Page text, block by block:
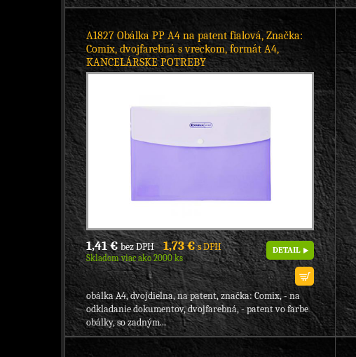
A1827 Obálka PP A4 na patent fialová, Značka:
Comix, dvojfarebná s vreckom, formát A4,
KANCELÁRSKE POTREBY
1,41 €bez DPH 1,73 €s DPH
Skladom viac ako 2000 ks
DETAIL
obálka A4, dvojdielna, na patent, značka: Comix, - na
odkladanie dokumentov, dvojfarebná, - patent vo farbe
obálky, so zadným...